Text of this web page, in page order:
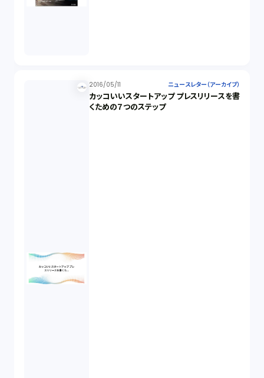
2016/05/11 ニュースレター（アーカイブ）
カッコいいスタートアップ プレスリリースを書
くための７つのステップ